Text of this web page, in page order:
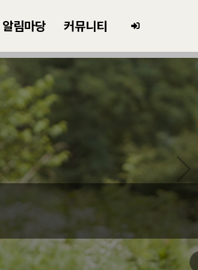
알림마당 커뮤니티